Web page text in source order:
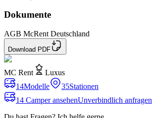
Dokumente
AGB McRent Deutschland
Download PDF
MC Rent
Luxus
14Modelle 35Stationen
14 Camper ansehenUnverbindlich anfragen